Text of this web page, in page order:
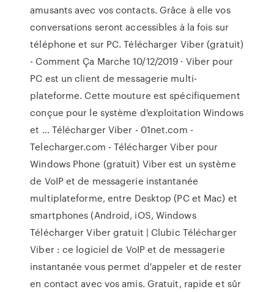
amusants avec vos contacts. Grâce à elle vos
conversations seront accessibles à la fois sur
téléphone et sur PC. Télécharger Viber (gratuit)
- Comment Ça Marche 10/12/2019 · Viber pour
PC est un client de messagerie multi-
plateforme. Cette mouture est spécifiquement
conçue pour le système d'exploitation Windows
et … Télécharger Viber - 01net.com -
Telecharger.com - Télécharger Viber pour
Windows Phone (gratuit) Viber est un système
de VoIP et de messagerie instantanée
multiplateforme, entre Desktop (PC et Mac) et
smartphones (Android, iOS, Windows
Télécharger Viber gratuit | Clubic Télécharger
Viber : ce logiciel de VoIP et de messagerie
instantanée vous permet d'appeler et de rester
en contact avec vos amis. Gratuit, rapide et sûr